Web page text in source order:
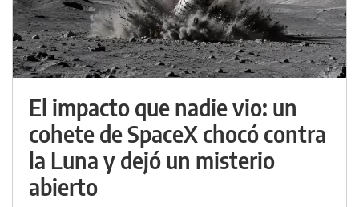
El impacto que nadie vio: un
cohete de SpaceX chocó contra
la Luna y dejó un misterio
abierto